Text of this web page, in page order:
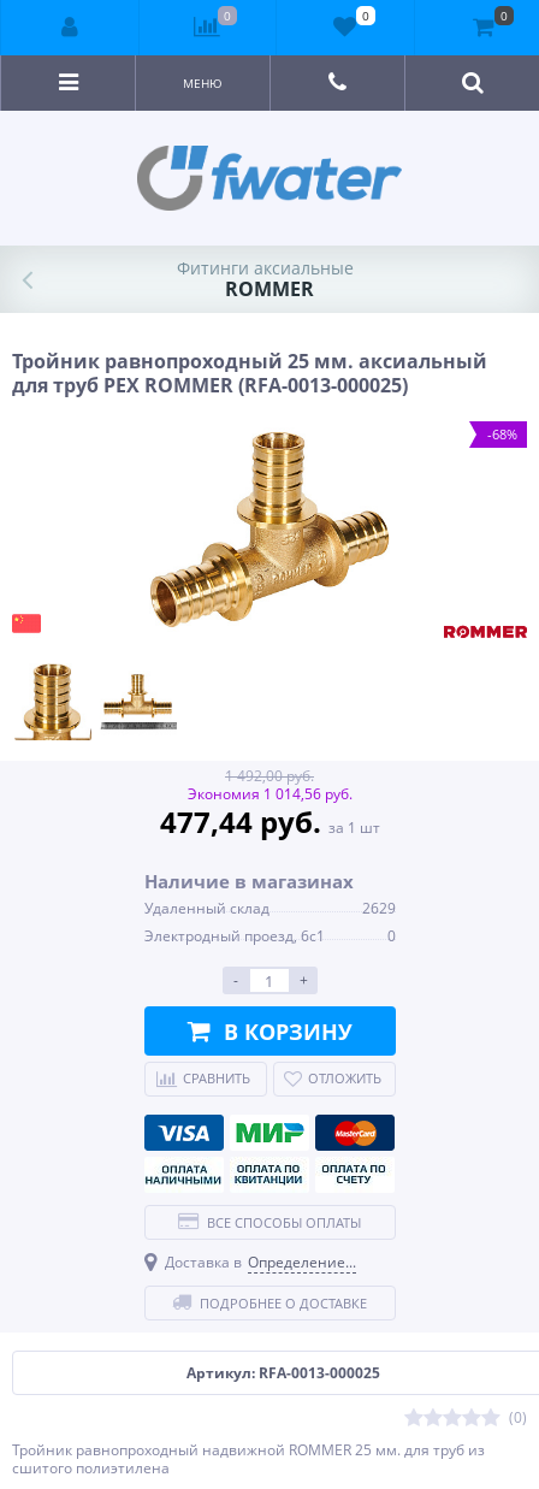
МЕНЮ
Фитинги аксиальные
ROMMER
Тройник равнопроходный 25 мм. аксиальный
для труб PEX ROMMER (RFA-0013-000025)
-68%
Артикул: RFA-0013-000025
(0)
Тройник равнопроходный надвижной ROMMER 25 мм. для труб из
сшитого полиэтилена
1 492,00 руб.
Экономия 1 014,56 руб.
477,44 руб. за 1 шт
Наличие в магазинах
Удаленный склад
2629
Электродный проезд, 6с1
0
- +
В КОРЗИНУ
СРАВНИТЬ ОТЛОЖИТЬ
ВСЕ СПОСОБЫ ОПЛАТЫ
Доставка в Определение...
ПОДРОБНЕЕ О ДОСТАВКЕ
0 0 0